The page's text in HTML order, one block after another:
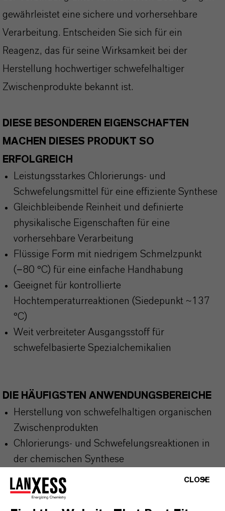
gewährleistet eine sichere und vorhersehbare
Verarbeitung. Entscheiden Sie sich für ein
Reagenz, das für seine Wirksamkeit bei der
Herstellung hochwertiger schwefelhaltiger
Zwischenprodukte bekannt ist.
DIESE BESONDEREN EIGENSCHAFTEN
MACHEN DIESES PRODUKT SO
ERFOLGREICH
Leistungsstarkes Chlorierungs- und
Schwefelungsmittel für eine effiziente Synthese
Gleichbleibende Reinheit und definierte
physikalische Eigenschaften für eine
vorhersehbare Verarbeitung
Flüssige Form mit niedrigem Schmelzpunkt
(−80 °C) für eine einfache Handhabung
Geeignet für kontrollierte
Hochtemperaturreaktionen (Siedepunkt ~137
°C)
Weit verbreiteter Ausgangsstoff für
schwefelbasierte Spezialchemikalien
DIE HÄUFIGSTEN ANWENDUNGSBEREICHE
Herstellung von schwefelhaltigen organischen
Zwischenprodukten
Chlorierungs- und Schwefelungsreaktionen in
der chemischen Synthese
Herstellung von Kautschukadditiven und
Vulkanisationsmitteln
CLOSE